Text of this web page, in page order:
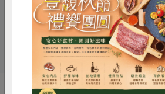
# 阿中丸子 # 振鈁
# 火鍋
惜食 RPET 食譜
雞蛋 食安 共同購買